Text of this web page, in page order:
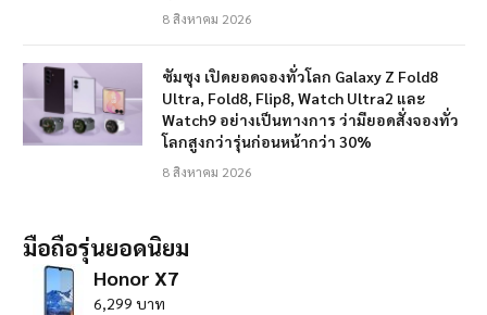
8 สิงหาคม 2026
ซัมซุง เปิดยอดจองทั่วโลก Galaxy Z Fold8
Ultra, Fold8, Flip8, Watch Ultra2 และ
Watch9 อย่างเป็นทางการ ว่ามียอดสั่งจองทั่ว
โลกสูงกว่ารุ่นก่อนหน้ากว่า 30%
8 สิงหาคม 2026
มือถือรุ่นยอดนิยม
Honor X7
6,299 บาท